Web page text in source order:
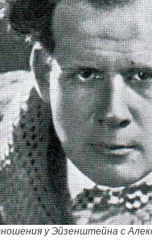
у Эйзенштейна с